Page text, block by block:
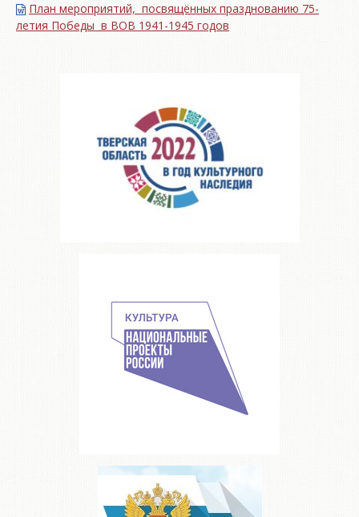
План мероприятий, посвящённых празднованию 75-
летия Победы в ВОВ 1941-1945 годов